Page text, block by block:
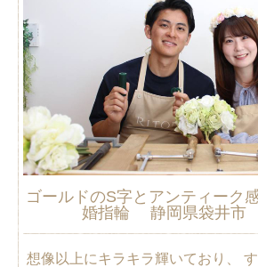
ゴールドのS字とアンティーク
婚指輪 静岡県袋井市
想像以上にキラキラ輝いており、